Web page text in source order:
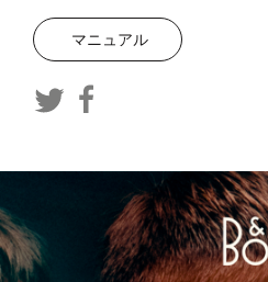
マニュアル